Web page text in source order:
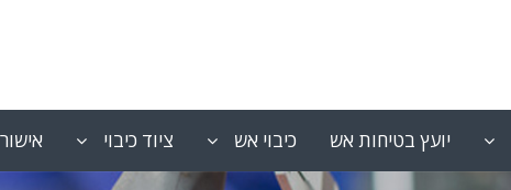
יועץ בטיחות אש כיבוי אש ציוד כיבוי